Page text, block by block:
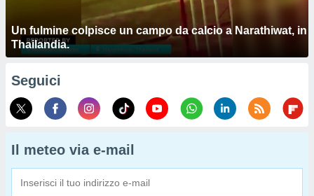
Un fulmine colpisce un campo da calcio a Narathiwat, in
Thailandia.
Seguici
Il meteo via e-mail